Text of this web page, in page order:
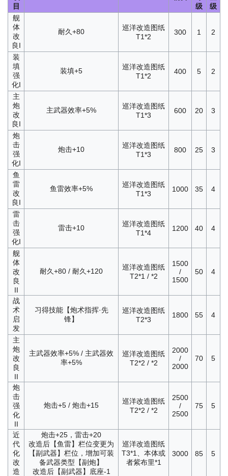
目
级
级
舰
体
改
良I
耐久+80
巡洋改造图纸
T1*2
300 1 2
装
填
强
化I
装填+5
巡洋改造图纸
T1*2
400 5 2
主
炮
改
良I
主武器效率+5%
巡洋改造图纸
T1*3
600 20 3
炮
击
强
化I
炮击+10
巡洋改造图纸
T1*3
800 25 3
鱼
雷
改
良I
鱼雷效率+5%
巡洋改造图纸
T1*3
1000 35 4
雷
击
强
化I
雷击+10
巡洋改造图纸
T1*4
1200 40 4
舰
体
改
良
II
耐久+80 / 耐久+120
巡洋改造图纸
T2*1 / *2
1500
/
1500
50 4
战
术
启
发
习得技能【炮术指挥·先
锋】
巡洋改造图纸
T2*3
1800 55 4
主
炮
改
良
II
主武器效率+5% / 主武器效
率+5%
巡洋改造图纸
T2*2 / *2
2000
/
2000
70 5
炮
击
强
化
II
炮击+5 / 炮击+15
巡洋改造图纸
T2*2 / *2
2500
/
2500
75 5
近
代
化
改
造
炮击+25，雷击+20
改造后【鱼雷】栏位变更为
【副武器】栏位，增加可装
备武器类型【副炮】
改造后【副武器】底座-1
巡洋改造图纸
T3*1、本体或
者紫布里*1
3000 85 5